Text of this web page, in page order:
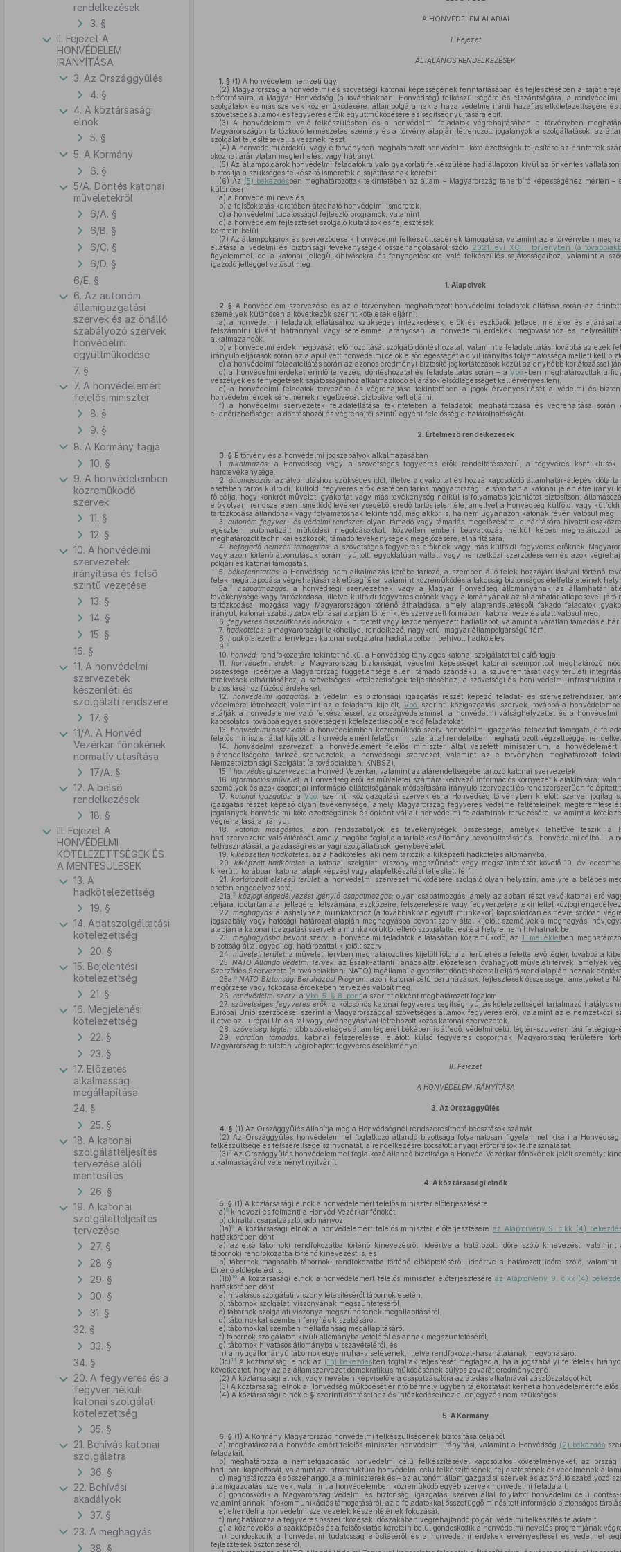
rendelkezések
3. §
II. Fejezet A
HONVÉDELEM
IRÁNYÍTÁSA
3. Az Országgyűlés
4. §
4. A köztársasági
elnök
5. §
5. A Kormány
6. §
5/A. Döntés katonai
műveletekről
6/A. §
6/B. §
6/C. §
6/D. §
6/E. §
6. Az autonóm
államigazgatási
szervek és az önálló
szabályozó szervek
honvédelmi
együttműködése
7. §
7. A honvédelemért
felelős miniszter
8. §
9. §
8. A Kormány tagja
10. §
9. A honvédelemben
közreműködő
szervek
11. §
12. §
10. A honvédelmi
szervezetek
irányítása és felső
szintű vezetése
13. §
14. §
15. §
16. §
11. A honvédelmi
szervezetek
készenléti és
szolgálati rendszere
17. §
11/A. A Honvéd
Vezérkar főnökének
normatív utasítása
17/A. §
12. A belső
rendelkezések
18. §
III. Fejezet A
HONVÉDELMI
KÖTELEZETTSÉGEK ÉS
A MENTESÜLÉSEK
13. A
hadkötelezettség
19. §
14. Adatszolgáltatási
kötelezettség
20. §
15. Bejelentési
kötelezettség
21. §
16. Megjelenési
kötelezettség
22. §
23. §
17. Előzetes
alkalmasság
megállapítása
24. §
25. §
18. A katonai
szolgálatteljesítés
tervezése alóli
mentesítés
26. §
19. A katonai
szolgálatteljesítés
tervezése
27. §
28. §
29. §
30. §
31. §
32. §
33. §
34. §
20. A fegyveres és a
fegyver nélküli
katonai szolgálati
kötelezettség
35. §
21. Behívás katonai
szolgálatra
36. §
22. Behívási
akadályok
37. §
23. A meghagyás
38. §
A HONVÉDELEM ALAPJAI
I. Fejezet
ÁLTALÁNOS RENDELKEZÉSEK
1. § (1) A honvédelem nemzeti ügy.
(2) Magyarország a honvédelmi és szövetségi katonai képességének fenntartásában és fejlesztésében a saját
erőforrásaira, a Magyar Honvédség (a továbbiakban: Honvédség) felkészültségére és elszántságára, a
szolgálatok és más szervek közreműködésére, állampolgárainak a haza védelme iránti hazafias elkötelezettségére és
szövetséges államok és fegyveres erőik együttműködésére és segítségnyújtására épít.
(3) A honvédelemre való felkészülésben és a honvédelmi feladatok végrehajtásában e törvényben
Magyarországon tartózkodó természetes személy és a törvény alapján létrehozott jogalanyok a szolgáltatások, az
szolgálat teljesítésével is vesznek részt.
(4) A honvédelmi érdekű, vagy e törvényben meghatározott honvédelmi kötelezettségek teljesítése az érintettek
okozhat aránytalan megterhelést vagy hátrányt.
(5) Az állampolgárok honvédelmi feladatokra való gyakorlati felkészülése hadiállapoton kívül az önkéntes
biztosítja a szükséges felkészítő ismeretek elsajátításának kereteit.
(6) Az (5) bekezdésben meghatározottak tekintetében az állam – Magyarország teherbíró képességéhez mérten –
különösen
a) a honvédelmi nevelés,
b) a felsőoktatás keretében átadható honvédelmi ismeretek,
c) a honvédelmi tudatosságot fejlesztő programok, valamint
d) a honvédelem fejlesztését szolgáló kutatások és fejlesztések
keretein belül.
(7) Az állampolgárok és szerveződéseik honvédelmi felkészültségének támogatása, valamint az e törvényben
ellátása a védelmi és biztonsági tevékenységek összehangolásáról szóló 2021. évi XCIII. törvényben (a
figyelemmel, de a katonai jellegű kihívásokra és fenyegetésekre való felkészülés sajátosságaihoz, valamint a
igazodó jelleggel valósul meg.
1. Alapelvek
2. § A honvédelem szervezése és az e törvényben meghatározott honvédelmi feladatok ellátása során az
személyek különösen a következők szerint kötelesek eljárni:
a) a honvédelmi feladatok ellátásához szükséges intézkedések, erők és eszközök jellege, mértéke és
felszámolni kívánt hátránnyal vagy sérelemmel arányosan, a honvédelmi érdekek megóvásához és
alkalmazandók,
b) a honvédelmi érdek megóvását, előmozdítását szolgáló döntéshozatal, valamint a feladatellátás, továbbá az ezek
irányuló eljárások során az alapul vett honvédelmi célok elsődlegességét a civil irányítás folyamatossága mellett kell
c) a honvédelmi feladatellátás során az azonos eredményt biztosító jogkorlátozások közül az enyhébb korlátozással
d) a honvédelmi érdeket érintő tervezés, döntéshozatal és feladatellátás során – aVbö.-ben meghatározottakra
veszélyek és fenyegetések sajátosságaihoz alkalmazkodó eljárások elsődlegességét kell érvényesíteni,
e) a honvédelmi feladatok tervezése és végrehajtása tekintetében a jogok érvényesülését a védelmi és
honvédelmi érdek sérelmének megelőzését biztosítva kell eljárni,
f) a honvédelmi szervezetek feladatellátása tekintetében a feladatok meghatározása és végrehajtása
ellenőrizhetőséget, a döntéshozói és végrehajtói szintű egyéni felelősség elhatárolhatóságát.
2. Értelmező rendelkezések
3. § E törvény és a honvédelmi jogszabályok alkalmazásában
1.
alkalmazás: a Honvédség vagy a szövetséges fegyveres erők rendeltetésszerű, a fegyveres
harctevékenysége,
2.
állomásozás: az átvonuláshoz szükséges időt, illetve a gyakorlat és hozzá kapcsolódó államhatár-átlépés
esetében tartós külföldi, külföldi fegyveres erők esetében tartós magyarországi, elsősorban a katonai jelenlétre
fő célja, hogy konkrét művelet, gyakorlat vagy más tevékenység nélkül is folyamatos jelenlétet biztosítson;
erők olyan, rendszeresen ismétlődő tevékenységéből eredő tartós jelenléte, amellyel a Honvédség külföldi vagy
tartózkodása állandónak vagy folyamatosnak tekintendő, még akkor is, ha nem ugyanazon katonák révén valósul meg,
3.
autonóm fegyver- és védelmi rendszer: olyan támadó vagy támadás megelőzésére, elhárítására hivatott
egészben automatizált működési megoldásokkal, közvetlen emberi beavatkozás nélkül képes meghatározott
meghatározott technikai eszközök, támadó tevékenységek megelőzésére, elhárítására,
4.
befogadó nemzeti támogatás: a szövetséges fegyveres erőknek vagy más külföldi fegyveres erőknek
vagy azon történő átvonulásuk során nyújtott, egyoldalúan vállalt vagy nemzetközi szerződéseken és azok
polgári és katonai támogatás,
5.
békefenntartás: a Honvédség nem alkalmazás körébe tartozó, a szemben álló felek hozzájárulásával történő
felek megállapodása végrehajtásának elősegítése, valamint közreműködés a lakosság biztonságos életfeltételeinek
5a. 2 csapatmozgás: a honvédségi szervezetnek vagy a Magyar Honvédség állományának az államhatár
tevékenysége vagy tartózkodása, illetve külföldi fegyveres erőnek vagy állományának az államhatár átlépésével járó
tartózkodása, mozgása vagy Magyarországon történő áthaladása, amely alaprendeltetésből fakadó feladatok
irányul, katonai szabályzatok előírásai alapján történik, és szervezett formában, katonai vezetés alatt valósul meg,
6. fegyveres összeütközés időszaka: kihirdetett vagy kezdeményezett hadiállapot, valamint a váratlan támadás
7. hadköteles: a magyarországi lakóhellyel rendelkező, nagykorú, magyar állampolgárságú férfi,
8. hadkötelezett: a tényleges katonai szolgálatra hadiállapotban behívott hadköteles,
9. 3
10. honvéd: rendfokozatára tekintet nélkül a Honvédség tényleges katonai szolgálatot teljesítő tagja,
11.
honvédelmi érdek:
a Magyarország biztonságát, védelmi képességét katonai szempontból meghatározó
összessége, ideértve a Magyarország függetlensége elleni támadó szándékú, a szuverenitását vagy területi
törekvések elhárításához, a szövetségesi kötelezettségek teljesítéséhez, a szövetségi és honi védelmi infrastruktúra
biztosításához fűződő érdekeket,
12.
honvédelmi igazgatás:
a védelmi és biztonsági igazgatás részét képező feladat- és szervezetrendszer,
védelmére létrehozott, valamint az e feladatra kijelölt, Vbö.
szerinti közigazgatási szervek, továbbá a
ellátják a honvédelemre való felkészítéssel, az országvédelemmel, a honvédelmi válsághelyzettel és a honvédelmi
kapcsolatos, továbbá egyes szövetségesi kötelezettségből eredő feladatokat,
13.
honvédelmi összekötő: a honvédelemben közreműködő szerv honvédelmi igazgatási feladatait támogató, e
felelős miniszter által kijelölt, a honvédelemért felelős miniszter által rendeletben meghatározott végzettséggel
14.
honvédelmi szervezet: a honvédelemért felelős miniszter által vezetett minisztérium, a
alárendeltségébe tartozó szervezetek, a honvédségi szervezet, valamint az e törvényben meghatározott
Nemzetbiztonsági Szolgálat (a továbbiakban: KNBSZ),
15. 4 honvédségi szervezet: a Honvéd Vezérkar, valamint az alárendeltségébe tartozó katonai szervezetek,
16.
információs művelet: a Honvédség erői és műveletei számára kedvező információs környezet kialakítására,
személyek és azok csoportjai információ-ellátottságának módosítására irányuló szervezett és rendszerszerűen felépített
17.
katonai igazgatás: aVbö.
szerinti közigazgatási szervek és a Honvédség törvényben kijelölt szervei jogilag
igazgatás részét képező olyan tevékenysége, amely Magyarország fegyveres védelme feltételeinek megteremtése
jogalanyok honvédelmi kötelezettségeinek és önként vállalt honvédelmi feladatainak tervezésére, valamint a
végrehajtására irányul,
18.
katonai mozgósítás:
azon rendszabályok és tevékenységek összessége, amelyek lehetővé teszik a
hadiszervezetre való áttérését, amely magába foglalja a tartalékos állomány bevonultatását és – honvédelmi célból – a
felhasználását, a gazdasági és anyagi szolgáltatások igénybevételét,
19. kiképzetlen hadköteles: az a hadköteles, aki nem tartozik a kiképzett hadköteles állományba,
20.
kiképzett hadköteles: a katonai szolgálati viszony megszűnését vagy megszüntetését követő 10. év
kikerült, korábban katonai alapkiképzést vagy alapfelkészítést teljesített férfi,
21.
korlátozott elérésű terület: a honvédelmi szervezet működésére szolgáló olyan helyszín, amelyre a belépés
esetén engedélyezhető,
21a. 5 közjogi engedélyezést igénylő csapatmozgás: olyan csapatmozgás, amely az abban részt vevő katonai erő
céljára, időtartamára, jellegére, létszámára, eszközeire, felszerelésére vagy fegyverzetére tekintettel közjogi
22. meghagyás: álláshelyhez, munkakörhöz (a továbbiakban együtt: munkakör) kapcsolódóan és névre szólóan
jogszabály vagy hatósági határozat alapján meghagyásba bevont szerv által kijelölt személyek a meghagyási
alapján a katonai igazgatási szervek a munkakörüktől eltérő szolgálatteljesítési helyre nem hívhatnak be,
23.
meghagyásba bevont szerv: a honvédelmi feladatok ellátásában közreműködő, az 1. mellékletben
bizottság által egyedileg, határozattal kijelölt szerv,
24. műveleti terület: a műveleti tervben meghatározott és kijelölt földrajzi terület és a felette levő légtér, továbbá a
25.
NATO Állandó Védelmi Tervek: az Észak-atlanti Tanács által előzetesen jóváhagyott műveleti tervek, amelyek
Szerződés Szervezete (a továbbiakban: NATO) tagállamai a gyorsított döntéshozatali eljárásrend alapján hoznak
25a. 6 NATO Biztonsági Beruházási Program: azon katonai célú beruházások, fejlesztések összessége, amelyeket a
megőrzése vagy fokozása érdekében tervez és valósít meg,
26. rendvédelmi szerv: a Vbö. 5. § 8. pontja szerint ekként meghatározott fogalom,
27. szövetséges fegyveres erők: a kölcsönös katonai fegyveres segítségnyújtás kötelezettségét tartalmazó hatályos
Európai Unió szerződései szerint a Magyarországgal szövetséges államok fegyveres erői, valamint az e nemzetközi
illetve az Európai Unió által vagy jóváhagyásával létrehozott közös katonai szervezetek,
28. szövetségi légtér: több szövetséges állam légterét békében is átfedő, védelmi célú, légtér-szuverenitási
29.
váratlan támadás: katonai felszereléssel ellátott külső fegyveres csoportnak Magyarország területére
Magyarország területén végrehajtott fegyveres cselekménye.
II. Fejezet
A HONVÉDELEM IRÁNYÍTÁSA
3. Az Országgyűlés
4. § (1) Az Országgyűlés állapítja meg a Honvédségnél rendszeresíthető beosztások számát.
(2) Az Országgyűlés honvédelemmel foglalkozó állandó bizottsága folyamatosan figyelemmel kíséri a
felkészültsége és felszereltsége színvonalát, a rendelkezésre bocsátott anyagi erőforrások felhasználását.
(3)7Az Országgyűlés honvédelemmel foglalkozó állandó bizottsága a Honvéd Vezérkar főnökének jelölt személyt
alkalmasságáról véleményt nyilvánít.
4. A köztársasági elnök
5. § (1) A köztársasági elnök a honvédelemért felelős miniszter előterjesztésére
a)8kinevezi és felmenti a Honvéd Vezérkar főnökét,
b) okirattal csapatzászlót adományoz.
(1a)9A köztársasági elnök a honvédelemért felelős miniszter előterjesztésére az Alaptörvény 9. cikk (4)
hatáskörében dönt
a) az első tábornoki rendfokozatba történő kinevezésről, ideértve a határozott időre szóló kinevezést, valamint
tábornoki rendfokozatba történő kinevezést is, és
b) tábornok magasabb tábornoki rendfokozatba történő előléptetéséről, ideértve a határozott időre szóló,
történő előléptetést is.
(1b) 10A köztársasági elnök a honvédelemért felelős miniszter előterjesztéséreaz Alaptörvény 9. cikk (4)
hatáskörében dönt
a) hivatásos szolgálati viszony létesítéséről tábornok esetén,
b) tábornok szolgálati viszonyának megszüntetéséről,
c) tábornok szolgálati viszonya megszűnésének megállapításáról,
d) tábornokkal szemben fenyítés kiszabásáról,
e) tábornokkal szemben méltatlanság megállapításáról,
f) tábornok szolgálaton kívüli állományba vételéről és annak megszüntetéséről,
g) tábornok hivatásos állományba visszavételéről, és
h) a nyugállományú tábornok egyenruha-viselésének, illetve rendfokozat-használatának megvonásáról.
(1c) 11 A köztársasági elnök az (1b) bekezdésben foglaltak teljesítését megtagadja, ha a jogszabályi feltételek
következtet, hogy az az államszervezet demokratikus működésének súlyos zavarát eredményezné.
(2) A köztársasági elnök, vagy nevében képviselője a csapatzászlóra az átadás alkalmával zászlószalagot köt.
(3) A köztársasági elnök a Honvédség működését érintő bármely ügyben tájékoztatást kérhet a honvédelemért felelős
(4) A köztársasági elnök e § szerinti döntéseihez és intézkedéseihez ellenjegyzés nem szükséges.
5. A Kormány
6. § (1) A Kormány Magyarország honvédelmi felkészültségének biztosítása céljából
a) meghatározza a honvédelemért felelős miniszter honvédelmi irányítási, valamint a Honvédség (2) bekezdés
feladatait,
b) meghatározza a nemzetgazdaság honvédelmi célú felkészítésével kapcsolatos követelményeket, az
hadiipari kapacitását, valamint az infrastruktúra honvédelmi célú felkészítésének, fejlesztésének és védelmének
c) meghatározza és összehangolja a miniszterek és – az autonóm államigazgatási szervek és az önálló szabályozó
államigazgatási szervek, valamint a honvédelemben közreműködő egyéb szervek honvédelmi feladatait,
d) gondoskodik a Magyarország védelmi és biztonsági igazgatási szervei által folytatott honvédelmi célú döntés-
valamint annak infokommunikációs támogatásáról, az e feladatokkal összefüggő minősített információ biztonságos
e) elrendeli a honvédelmi szervezetek készenlétének fokozását,
f) meghatározza a fegyveres összeütközések időszakában végrehajtandó polgári védelmi felkészítés feladatait,
g) a köznevelés, a szakképzés és a felsőoktatás keretein belül gondoskodik a honvédelmi nevelés programjának
h) gondoskodik a honvédelmi tudatosság erősítéséről és a honvédelmi érdekek érvényesítését és védelmét
fejlesztések ösztönzéséről,